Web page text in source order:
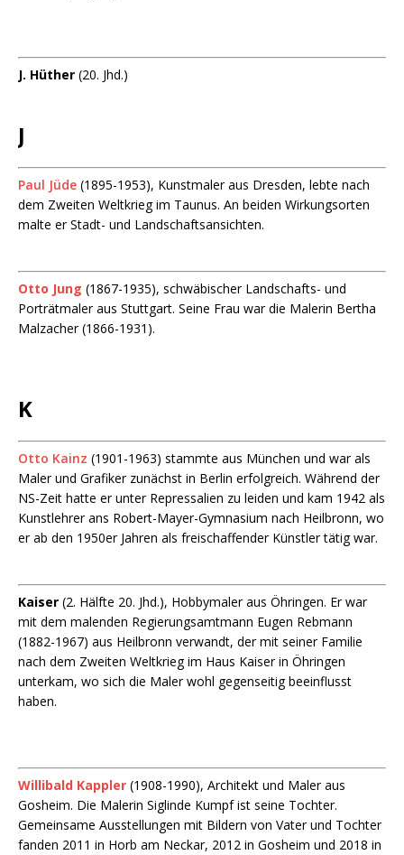
J. Hüther (20. Jhd.)
J
Paul Jüde (1895-1953), Kunstmaler aus Dresden, lebte nach
dem Zweiten Weltkrieg im Taunus. An beiden Wirkungsorten
malte er Stadt- und Landschaftsansichten.
Otto Jung (1867-1935), schwäbischer Landschafts- und
Porträtmaler aus Stuttgart. Seine Frau war die Malerin Bertha
Malzacher (1866-1931).
K
Otto Kainz (1901-1963) stammte aus München und war als
Maler und Grafiker zunächst in Berlin erfolgreich. Während der
NS-Zeit hatte er unter Repressalien zu leiden und kam 1942 als
Kunstlehrer ans Robert-Mayer-Gymnasium nach Heilbronn, wo
er ab den 1950er Jahren als freischaffender Künstler tätig war.
Kaiser (2. Hälfte 20. Jhd.), Hobbymaler aus Öhringen. Er war
mit dem malenden Regierungsamtmann Eugen Rebmann
(1882-1967) aus Heilbronn verwandt, der mit seiner Familie
nach dem Zweiten Weltkrieg im Haus Kaiser in Öhringen
unterkam, wo sich die Maler wohl gegenseitig beeinflusst
haben.
Willibald Kappler (1908-1990), Architekt und Maler aus
Gosheim. Die Malerin Siglinde Kumpf ist seine Tochter.
Gemeinsame Ausstellungen mit Bildern von Vater und Tochter
fanden 2011 in Horb am Neckar, 2012 in Gosheim und 2018 in